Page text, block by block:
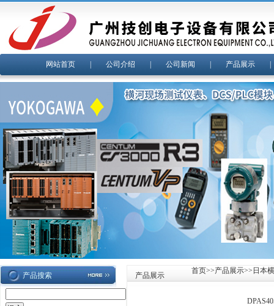
网站首页 公司介绍 公司新闻 产品展示
产品搜索 产品展示
首页>>产品展示>> 日本